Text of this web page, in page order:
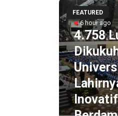
FEATURED
6 hour ago
4.758